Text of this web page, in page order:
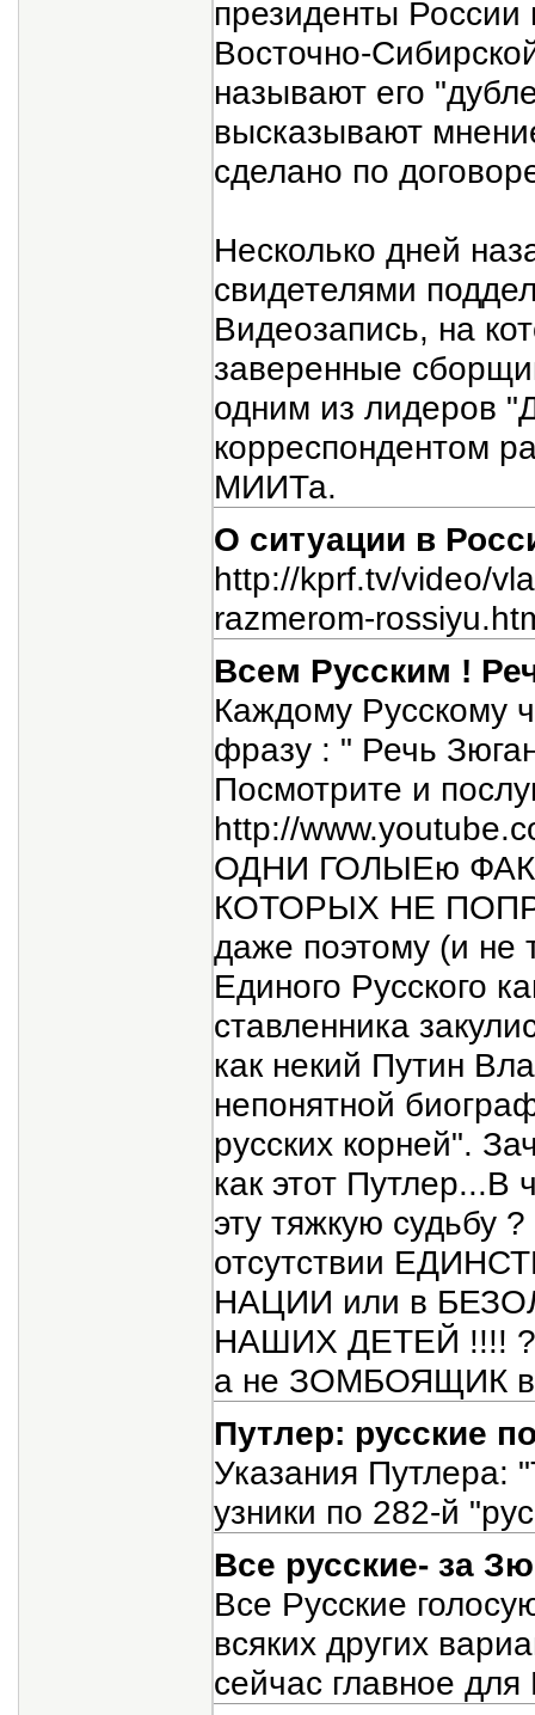
президенты России
Восточно-
называют его
высказывают
сделано по
Несколько дней
свидетелями
Видеозапись, на
заверенные
одним из лидеров
корреспондентом
МИИТа.
О ситуации в
http://kprf.tv/video/
razmerom-
Всем Русским !
Каждому Русскому
фразу : " Речь
Посмотрите и
http://
ОДНИ ГОЛЫЕю
КОТОРЫХ НЕ
даже поэтому (и не
Единого Русского
ставленника
как некий Путин
непонятной
русских корней".
как этот Путлер...В
эту тяжкую судьбу
отсутствии
НАЦИИ или в
НАШИХ ДЕТЕЙ !!!! ?
а не ЗОМБОЯЩИК
Путлер: русские
Указания Путлера:
узники по 282-й
Все русские- за
Все Русские
всяких других
сейчас главное для